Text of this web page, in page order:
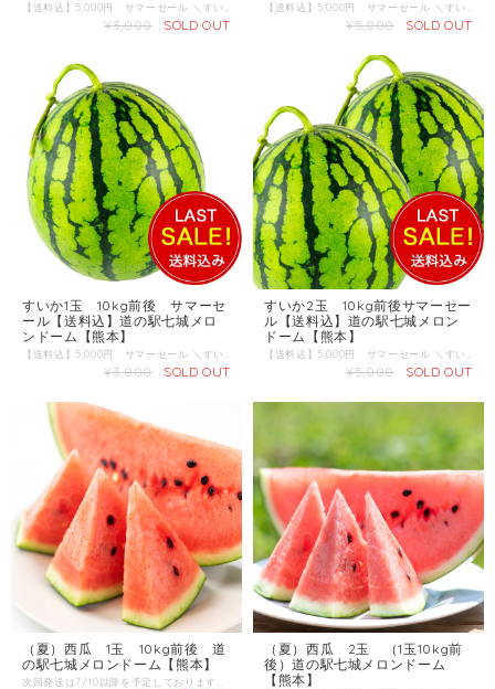
【送料込】5,000円 サマーセール ＼すいか生産量 日本一の熊本から、肥後漫遊、だんらんから厳選してお届けします／ 商品名：すいか 産地 ：熊本県 内容量：1玉 10kg前後 発送区分：常温
¥3,000 SOLD OUT
【送料込】5,000円 サマーセール ＼すいか生産量 日本一の熊本から、肥後漫遊、だんらんから厳選してお届けします／ 商品名：すいか 産地 ：熊本県 内容量：2玉（1玉10kg前後） 発送区分：常温
¥5,000 SOLD OUT
すいか1玉 10kg前後 サマーセ
ール【送料込】道の駅七城メロ
ンドーム【熊本】
¥3,000 SOLD OUT
すいか2玉 10kg前後サマーセー
ル【送料込】道の駅七城メロン
ドーム【熊本】
¥5,000 SOLD OUT
（夏）西瓜 1玉 10kg前後 道
の駅七城メロンドーム【熊本】
（夏）西瓜 2玉 （1玉10kg前
後）道の駅七城メロンドーム
【熊本】